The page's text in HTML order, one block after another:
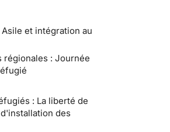
Asile et intégration au
régionales : Journée
: La liberté de
des